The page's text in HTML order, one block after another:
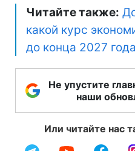
Читайте также:
какой курс
до конца 2027 года
Не упустите
наши
Или читайте нас